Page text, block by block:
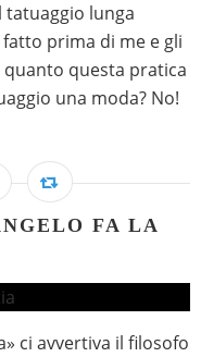
lunga
prima di me e gli
questa pratica
una moda? No!
FA LA
ci avvertiva il filosofo